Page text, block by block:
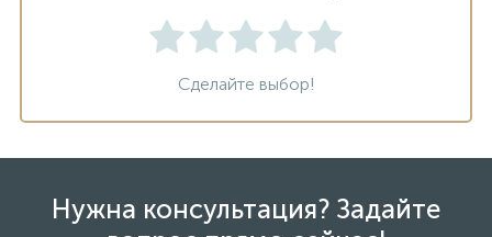
Сделайте выбор!
Нужна консультация? Задайте